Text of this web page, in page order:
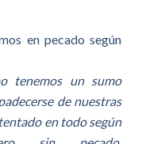
en pecado según
tenemos un sumo
de nuestras
en todo según